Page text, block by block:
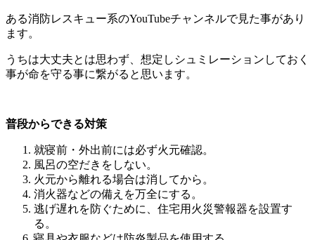
ある消防レスキュー系のYouTubeチャンネルで見た事があり
ます。
うちは大丈夫とは思わず、想定しシュミレーションしておく
事が命を守る事に繋がると思います。
普段からできる対策
就寝前・外出前には必ず火元確認。
風呂の空だきをしない。
火元から離れる場合は消してから。
消火器などの備えを万全にする。
逃げ遅れを防ぐために、住宅用火災警報器を設置す
る。